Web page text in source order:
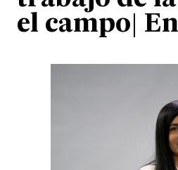
el campo|